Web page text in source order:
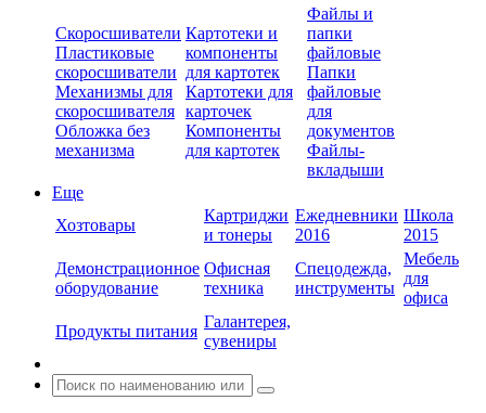
Скоросшиватели
Пластиковые
скоросшиватели
Механизмы для
скоросшивателя
Обложка без
механизма
Картотеки и
компоненты
для картотек
Картотеки для
карточек
Компоненты
для картотек
Файлы и
папки
файловые
Папки
файловые
для
документов
Файлы-
вкладыши
Еще
Хозтовары
Картриджи
и тонеры
Ежедневники
2016
Школа
2015
Демонстрационное
оборудование
Офисная
техника
Спецодежда,
инструменты
Мебель
для
офиса
Продукты питания
Галантерея,
сувениры